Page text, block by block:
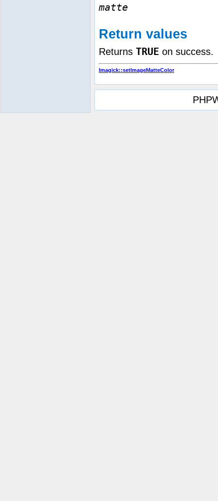
matte
Return values
Returns TRUE on success.
Imagick::setImageMatteColor